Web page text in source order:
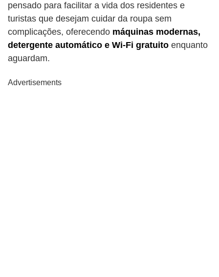
pensado para facilitar a vida dos residentes e
turistas que desejam cuidar da roupa sem
complicações, oferecendo máquinas modernas,
detergente automático e Wi-Fi gratuito enquanto
aguardam.
Advertisements